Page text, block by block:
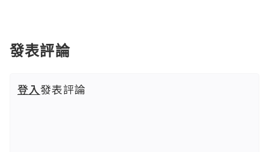
發表評論
登入發表評論